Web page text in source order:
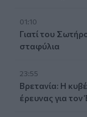
01:10
Γιατί του
σταφύλια
23:55
Βρετανία: Η
έρευνας για τον